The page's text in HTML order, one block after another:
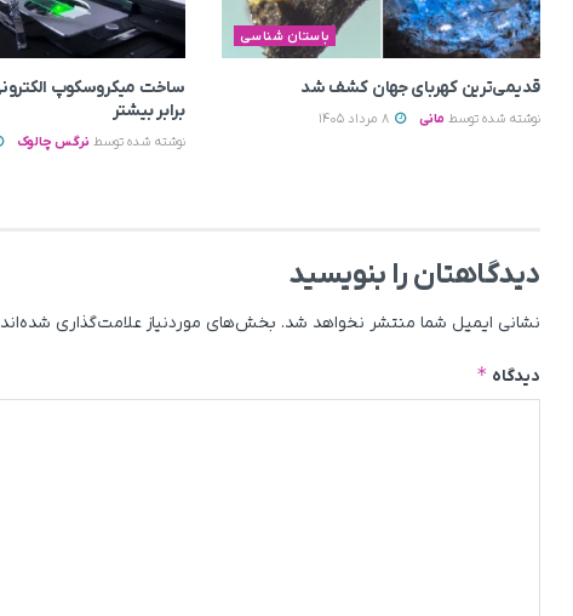
باستان شناسی
قدیمی‌ترین کهربای جهان کشف شد
نوشته شده توسط مانی
برابر بیشتر
نوشته شده توسط نرگس چالوک
دیدگاهتان را بنویسید
نشانی ایمیل شما منتشر نخواهد شد. بخش‌های موردنیاز علامت‌گذاری شده‌اند
دیدگاه *